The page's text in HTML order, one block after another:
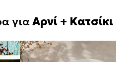
γιαΑρνί + Κατσίκι